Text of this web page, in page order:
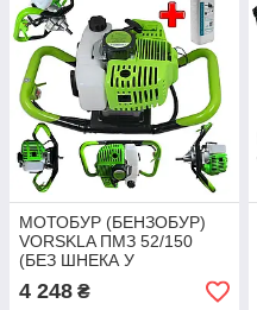
МОТОБУР (БЕНЗОБУР)
VORSKLA ПМЗ 52/150
(БЕЗ ШНЕКА У
КОМПЛЕКТІ) ®
4 248 ₴